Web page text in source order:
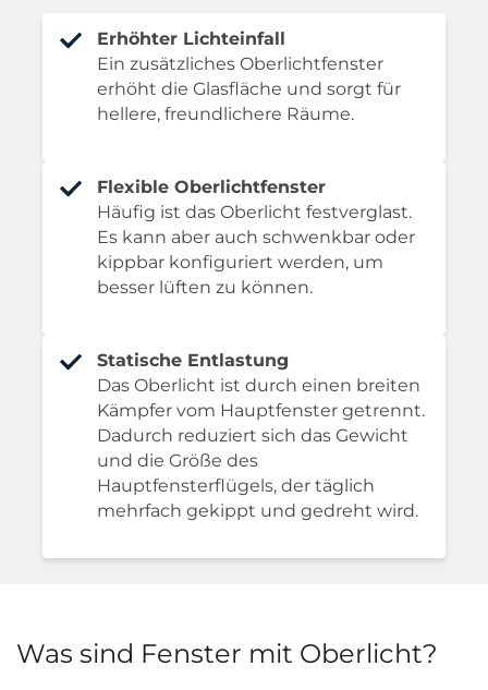
Erhöhter Lichteinfall
Ein zusätzliches Oberlichtfenster
erhöht die Glasfläche und sorgt für
hellere, freundlichere Räume.
Flexible Oberlichtfenster
Häufig ist das Oberlicht festverglast.
Es kann aber auch schwenkbar oder
kippbar konfiguriert werden, um
besser lüften zu können.
Statische Entlastung
Das Oberlicht ist durch einen breiten
Kämpfer vom Hauptfenster getrennt.
Dadurch reduziert sich das Gewicht
und die Größe des
Hauptfensterflügels, der täglich
mehrfach gekippt und gedreht wird.
Was sind Fenster mit Oberlicht?